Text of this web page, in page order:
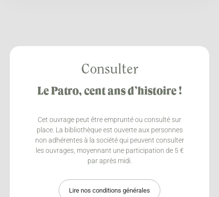
Consulter
Le Patro, cent ans d’histoire !
Cet ouvrage peut être emprunté ou consulté sur
place. La bibliothèque est ouverte aux personnes
non adhérentes à la société qui peuvent consulter
les ouvrages, moyennant une participation de 5 €
par après midi.
Lire nos conditions générales